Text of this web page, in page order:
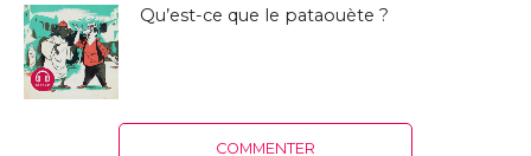
Qu’est-ce que le pataouète ?
COMMENTER